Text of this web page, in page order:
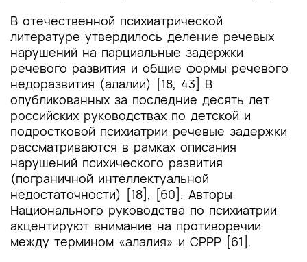
В отечественной психиатрической
литературе утвердилось деление речевых
нарушений на парциальные задержки
речевого развития и общие формы речевого
недоразвития (алалии) [18, 43] В
опубликованных за последние десять лет
российских руководствах по детской и
подростковой психиатрии речевые задержки
рассматриваются в рамках описания
нарушений психического развития
(пограничной интеллектуальной
недостаточности) [18], [60]. Авторы
Национального руководства по психиатрии
акцентируют внимание на противоречии
между термином «алалия» и СРРР [61].